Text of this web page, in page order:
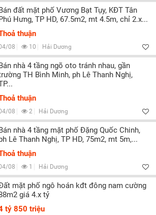
đất mặt phố Vương Bạt Tụy, KĐT Tân
Hưng, TP HD, 67.5m2, mt 4.5m, chỉ 2.x...
thuận
08 10 Hải Dương
nhà 4 tầng ngõ oto tránh nhau, gần
TH Bình Minh, ph Lê Thanh Nghị,
thuận
08 2 Hải Dương
nhà 4 tầng mặt phố Đặng Quốc Chinh,
Lê Thanh Nghị, TP HD, 75m2, mt 5m,...
thuận
08 1 Hải Dương
mặt phố ngô hoán kđt đông nam cường
giá 4.x tỷ
tỷ 850 triệu